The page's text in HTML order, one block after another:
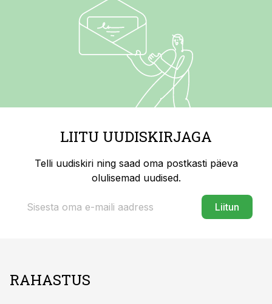
LIITU UUDISKIRJAGA
Telli uudiskiri ning saad oma postkasti päeva
olulisemad uudised.
Liitun
RAHASTUS